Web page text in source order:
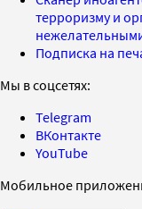
терроризму и
Подписка на
Мы в соцсетях:
Telegram
ВКонтакте
YouTube
Мобильное